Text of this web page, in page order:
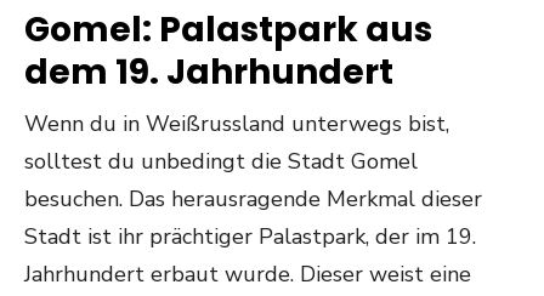
Gomel: Palastpark aus
dem 19. Jahrhundert
Wenn du in Weißrussland unterwegs bist,
solltest du unbedingt die Stadt Gomel
besuchen. Das herausragende Merkmal dieser
Stadt ist ihr prächtiger Palastpark, der im 19.
Jahrhundert erbaut wurde. Dieser weist eine